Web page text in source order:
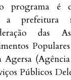
programa é
a prefeitura
das
Públicos